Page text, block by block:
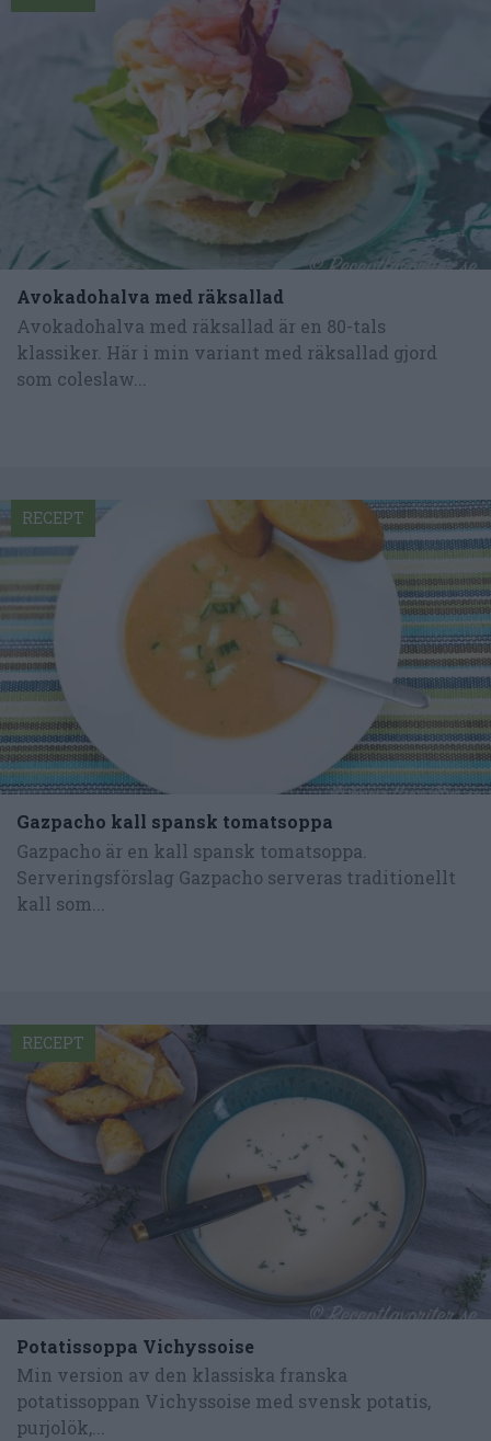
Avokadohalva med räksallad
Avokadohalva med räksallad är en 80-tals
klassiker. Här i min variant med räksallad gjord
som coleslaw...
Gazpacho kall spansk tomatsoppa
Gazpacho är en kall spansk tomatsoppa.
Serveringsförslag Gazpacho serveras traditionellt
kall som...
RECEPT
Potatissoppa Vichyssoise
Min version av den klassiska franska
potatissoppan Vichyssoise med svensk potatis,
purjolök,...
RECEPT